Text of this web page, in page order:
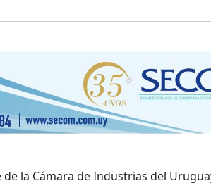
de la Cámara de Industrias del